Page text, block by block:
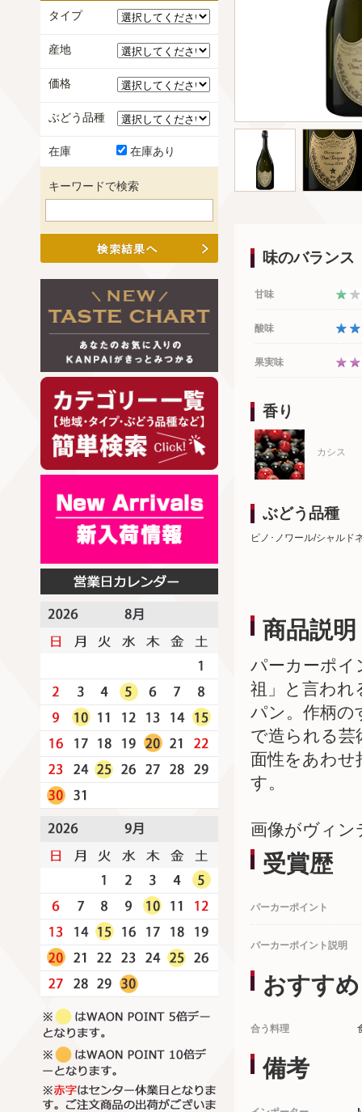
味のバランス
甘味
酸味
果実味
香り
カシス
ぶどう品種
ピノ･ノワール/シャルド
商品説明
パーカーポイ
祖」と言われ
パン。作柄の
で造られる芸
面性をあわせ
す。
画像がヴィン
受賞歴
パーカーポイント
パーカーポイント説明
おすすめ
合う料理
備考
タイプ
産地
価格
ぶどう品種
在庫 在庫あり
キーワードで検索